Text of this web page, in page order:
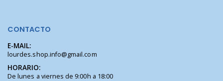
CONTACTO
E-MAIL:
lourdes.shop.info@gmail.com
HORARIO:
De lunes a viernes de 9:00h a 18:00